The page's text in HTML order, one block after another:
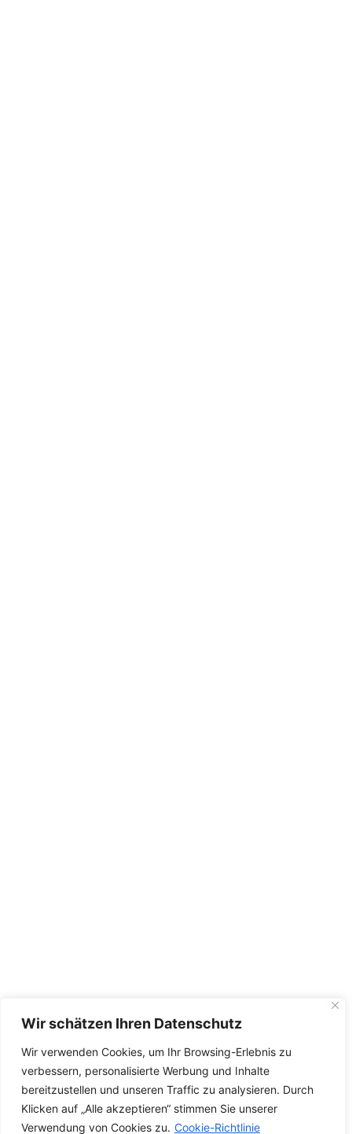
Wir schätzen Ihren Datenschutz
Wir verwenden Cookies, um Ihr Browsing-Erlebnis zu
verbessern, personalisierte Werbung und Inhalte
bereitzustellen und unseren Traffic zu analysieren. Durch
Klicken auf „Alle akzeptieren“ stimmen Sie unserer
Verwendung von Cookies zu. Cookie-Richtlinie